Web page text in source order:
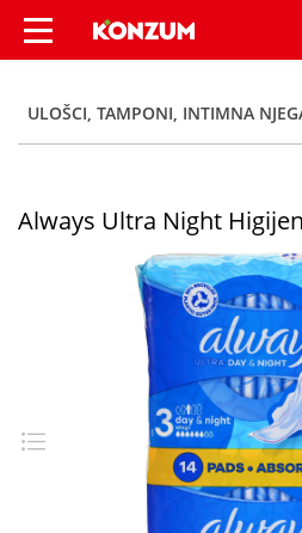
Always Ultra Night
ULOŠCI, TAMPONI, INTIMNA
Always Ultra Night